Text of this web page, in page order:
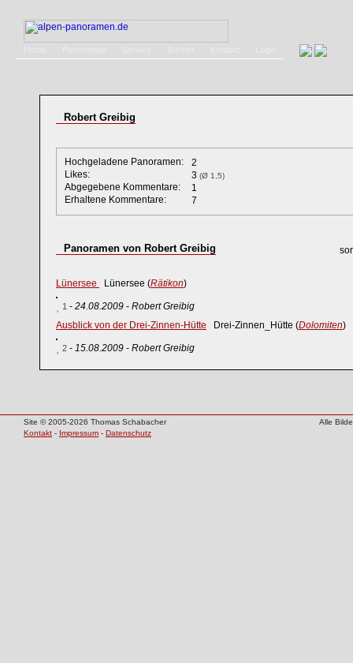
Robert Greibig
Hochgeladene Panoramen:
2
Likes:
3 (Ø 1,5)
Abgegebene Kommentare:
1
Erhaltene Kommentare:
7
Panoramen von Robert Greibig
Lünersee Lünersee (Rätikon)
1 - 24.08.2009 - Robert Greibig
Ausblick von der Drei-Zinnen-Hütte Drei-Zinnen_Hütte (Dolomiten)
2 - 15.08.2009 - Robert Greibig
Site © 2005-2026 Thomas Schabacher
Alle
Kontakt - Impressum - Datenschutz